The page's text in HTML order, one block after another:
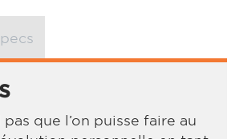
que l’on puisse faire au